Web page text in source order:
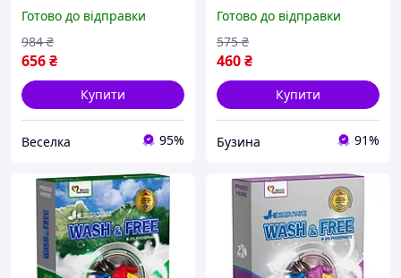
прання бавовни,
синтетики та льону.
BROWN
Готово до відправки
656₴
984 ₴
Купити
Веселка 95%
Готово до відправки
460₴
575 ₴
Купити
Бузина 91%